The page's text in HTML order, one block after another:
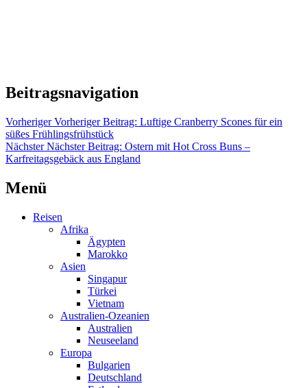
Beitragsnavigation
Vorheriger Vorheriger Beitrag: Luftige Cranberry Scones für ein
süßes Frühlingsfrühstück
Nächster Nächster Beitrag: Ostern mit Hot Cross Buns –
Karfreitagsgebäck aus England
Menü
Reisen
Afrika
Ägypten
Marokko
Asien
Singapur
Türkei
Vietnam
Australien-Ozeanien
Australien
Neuseeland
Europa
Bulgarien
Deutschland